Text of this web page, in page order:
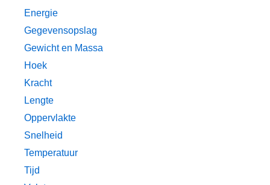
Energie
Gegevensopslag
Gewicht en Massa
Hoek
Kracht
Lengte
Oppervlakte
Snelheid
Temperatuur
Tijd